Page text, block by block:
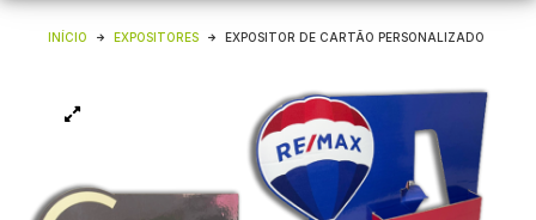
INÍCIO EXPOSITORES EXPOSITOR DE CARTÃO PERSONALIZADO